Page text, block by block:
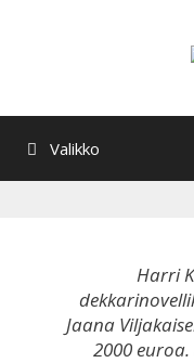
Valikko
Harri
Jaana
2000